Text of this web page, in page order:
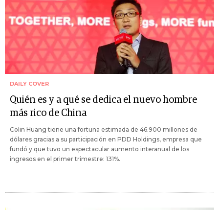
DAILY COVER
Quién es y a qué se dedica el nuevo hombre
más rico de China
Colin Huang tiene una fortuna estimada de 46.900 millones de
dólares gracias a su participación en PDD Holdings, empresa que
fundó y que tuvo un espectacular aumento interanual de los
ingresos en el primer trimestre: 131%.